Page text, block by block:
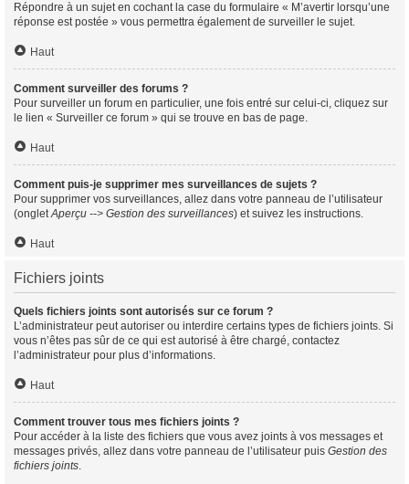
Répondre à un sujet en cochant la case du formulaire « M’avertir lorsqu’une
réponse est postée » vous permettra également de surveiller le sujet.
Haut
Comment surveiller des forums ?
Pour surveiller un forum en particulier, une fois entré sur celui-ci, cliquez sur
le lien « Surveiller ce forum » qui se trouve en bas de page.
Haut
Comment puis-je supprimer mes surveillances de sujets ?
Pour supprimer vos surveillances, allez dans votre panneau de l’utilisateur
(ongletAperçu --> Gestion des surveillances) et suivez les instructions.
Haut
Fichiers joints
Quels fichiers joints sont autorisés sur ce forum ?
L’administrateur peut autoriser ou interdire certains types de fichiers joints. Si
vous n’êtes pas sûr de ce qui est autorisé à être chargé, contactez
l’administrateur pour plus d’informations.
Haut
Comment trouver tous mes fichiers joints ?
Pour accéder à la liste des fichiers que vous avez joints à vos messages et
messages privés, allez dans votre panneau de l’utilisateur puis Gestion des
fichiers joints.